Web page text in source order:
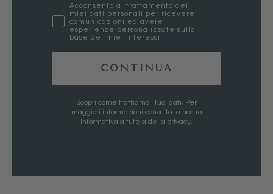
marketing
Acconsento al trattamento dei
miei dati personali per ricevere
comunicazioni ed avere
esperienze personalizzate sulla
base dei miei interessi.
CONTINUA
Scopri come trattiamo i tuoi dati, Per
maggiori informazioni consulta la nostra
Informativa a tutela della privacy.